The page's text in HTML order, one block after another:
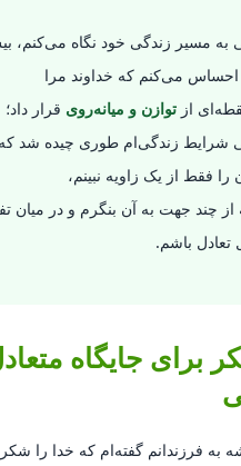
به مسیر زندگی خود نگاه می‌کنم،
احساس می‌کنم که خداوند مرا
ازتوازن و میانه‌روی قرار داد؛
شرایط زندگی‌ام طوری چیده شد که
را فقط از یک زاویه نبینم،
از چند جهت به آن بنگرم و در میان
تعادل باشم.
برای جایگاه
به فرزندانم گفته‌ام که خدا را